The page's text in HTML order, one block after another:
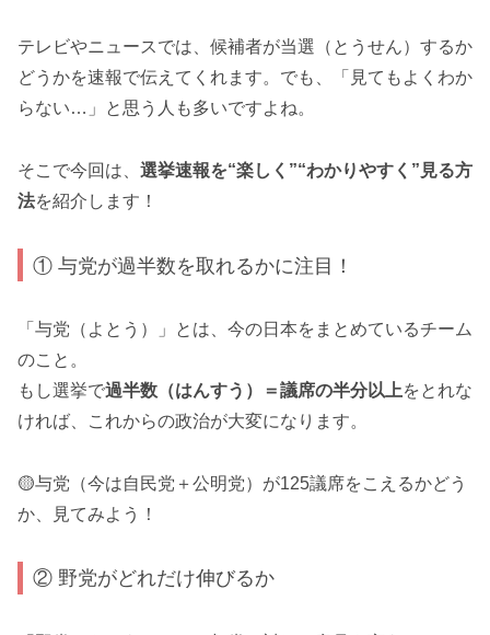
テレビやニュースでは、候補者が当選（とうせん）するか
どうかを速報で伝えてくれます。でも、「見てもよくわか
らない…」と思う人も多いですよね。
そこで今回は、 選挙速報を“楽しく”“わかりやすく”見る方
法を紹介します！
① 与党が過半数を取れるかに注目！
「与党（よとう）」とは、今の日本をまとめているチーム
のこと。
もし選挙で過半数（はんすう）＝議席の半分以上をとれな
ければ、これからの政治が大変になります。
🟡与党（今は自民党＋公明党）が125議席をこえるかどう
か、見てみよう！
② 野党がどれだけ伸びるか